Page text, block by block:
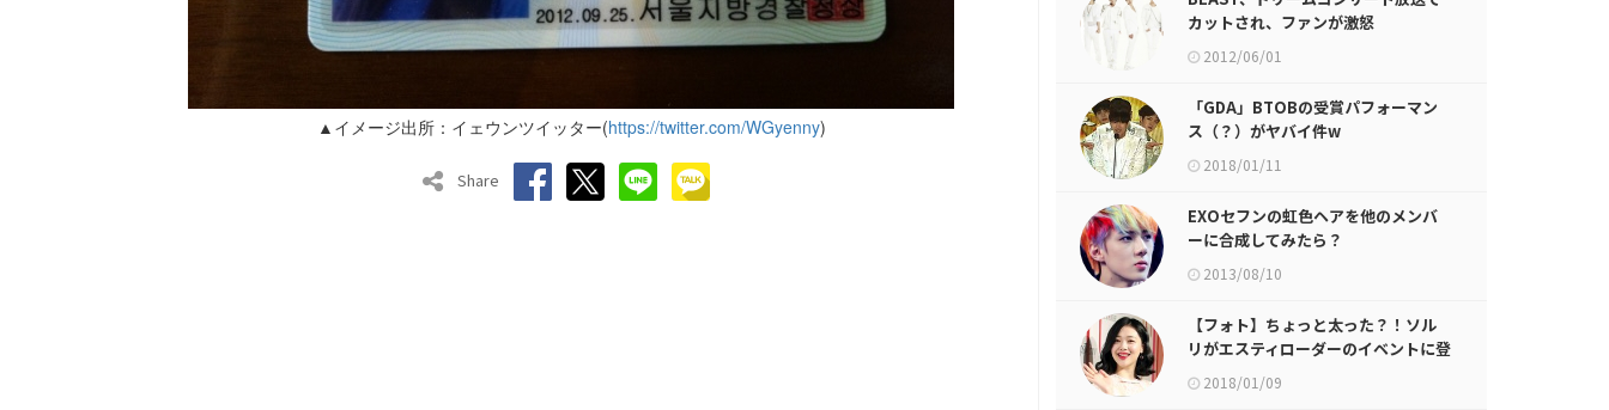
▲イメージ出所：イェウンツイッター(https://twitter.com/WGyenny)
Share
カットされ、ファンが激怒
2012/06/01
「GDA」BTOBの受賞パフォーマン
ス（？）がヤバイ件w
2018/01/11
EXOセフンの虹色ヘアを他のメンバ
ーに合成してみたら？
2013/08/10
【フォト】ちょっと太った？！ソル
リがエスティローダーのイベントに登
場 2018/01/09